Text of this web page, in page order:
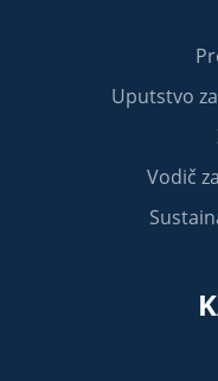
Uputstvo
Vodič